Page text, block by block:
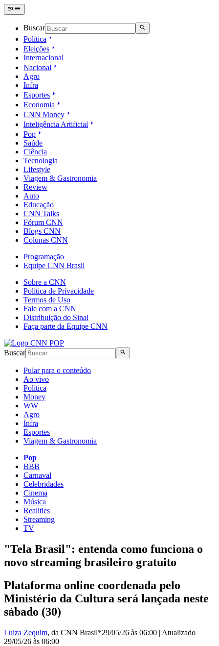
Buscar
Política
Eleições
Internacional
Nacional
Agro
Infra
Esportes
Economia
CNN Money
Inteligência Artificial
Pop
Saúde
Ciência
Tecnologia
Lifestyle
Viagem & Gastronomia
Review
Auto
Educação
CNN Talks
Fórum CNN
Blogs CNN
Colunas CNN
Programação
Equipe CNN Brasil
Sobre a CNN
Política de Privacidade
Termos de Uso
Fale com a CNN
Distribuição do Sinal
Faça parte da Equipe CNN
Buscar
Pular para o conteúdo
Ao vivo
Política
Money
WW
Agro
Infra
Esportes
Viagem & Gastronomia
Pop
BBB
Carnaval
Celebridades
Cinema
Música
Realities
Streaming
TV
"Tela Brasil": entenda como funciona o
novo streaming brasileiro gratuito
Plataforma online coordenada pelo
Ministério da Cultura será lançada neste
sábado (30)
Luiza Zequim, da CNN Brasil*29/05/26 às 06:00 | Atualizado
29/05/26 às 06:00